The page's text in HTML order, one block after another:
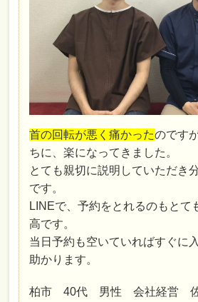
首の回転が悪く痛かったのです
ちに、楽になってきました。
とても親切に説明していただき
です。
LINEで、予約をとれるのもとて
高です。
当日予約も空いていればすぐに
助かります。
柏市 40代 男性 会社経営 佐